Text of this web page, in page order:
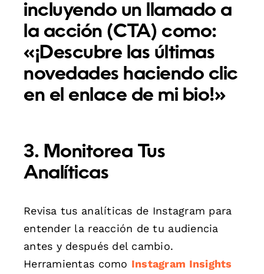
incluyendo un llamado a
la acción (CTA) como:
«¡Descubre las últimas
novedades haciendo clic
en el enlace de mi bio!»
3. Monitorea Tus
Analíticas
Revisa tus analíticas de Instagram para
entender la reacción de tu audiencia
antes y después del cambio.
Herramientas como Instagram Insights